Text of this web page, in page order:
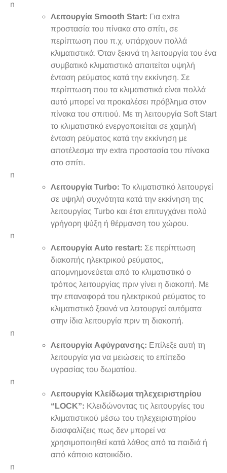
n
Λειτουργία Smooth Start: Για extra
προστασία του πίνακα στο σπίτι, σε
περίπτωση που π.χ. υπάρχουν πολλά
κλιματιστικά. Όταν ξεκινά τη λειτουργία του ένα
συμβατικό κλιματιστικό απαιτείται υψηλή
ένταση ρεύματος κατά την εκκίνηση. Σε
περίπτωση που τα κλιματιστικά είναι πολλά
αυτό μπορεί να προκαλέσει πρόβλημα στον
πίνακα του σπιτιού. Με τη λειτουργία Soft Start
το κλιματιστικό ενεργοποιείται σε χαμηλή
ένταση ρεύματος κατά την εκκίνηση με
αποτέλεσμα την extra προστασία του πίνακα
στο σπίτι.
n
Λειτουργία Turbo: Το κλιματιστικό λειτουργεί
σε υψηλή συχνότητα κατά την εκκίνηση της
λειτουργίας Turbo και έτσι επιτυγχάνει πολύ
γρήγορη ψύξη ή θέρμανση του χώρου.
n
Λειτουργία Auto restart: Σε περίπτωση
διακοπής ηλεκτρικού ρεύματος,
απομνημονεύεται από το κλιματιστικό ο
τρόπος λειτουργίας πριν γίνει η διακοπή. Με
την επαναφορά του ηλεκτρικού ρεύματος το
κλιματιστικό ξεκινά να λειτουργεί αυτόματα
στην ίδια λειτουργία πριν τη διακοπή.
n
Λειτουργία Αφύγρανσης: Επίλεξε αυτή τη
λειτουργία για να μειώσεις το επίπεδο
υγρασίας του δωματίου.
n
Λειτουργία Κλείδωμα τηλεχειριστηρίου
“LOCK”: Κλειδώνοντας τις λειτουργίες του
κλιματιστικού μέσω του τηλεχειριστηρίου
διασφαλίζεις πως δεν μπορεί να
χρησιμοποιηθεί κατά λάθος από τα παιδιά ή
από κάποιο κατοικίδιο.
n